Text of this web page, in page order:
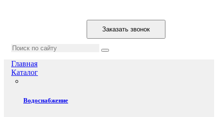
Заказать звонок
Главная
Каталог
Водоснабжение